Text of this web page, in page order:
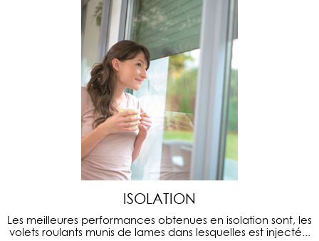
ISOLATION
Les meilleures performances obtenues en isolation sont, les
volets roulants munis de lames dans lesquelles est injecté...